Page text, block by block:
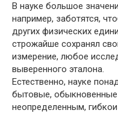
В науке большое
например, заботятся,
других физических
строжайше сохранял
измерение, любое
выверенного эталона.
Естественно, науке
бытовые,
неопределенным,